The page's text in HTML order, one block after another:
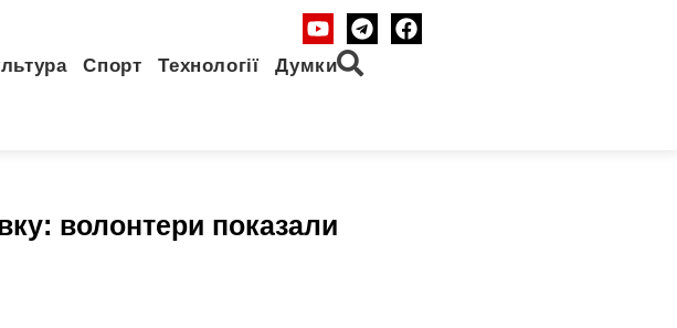
Спорт Технології Думки
волонтери показали